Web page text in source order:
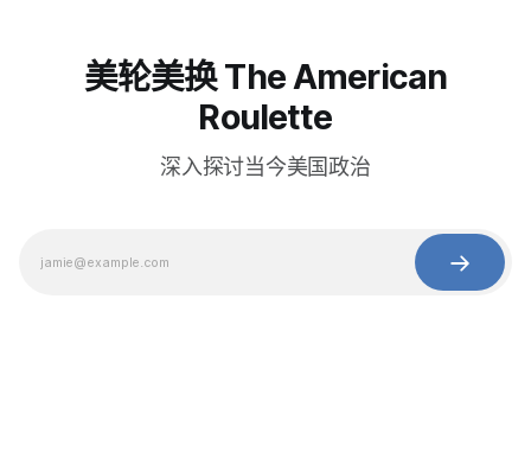
美轮美换 The American
Roulette
深入探讨当今美国政治